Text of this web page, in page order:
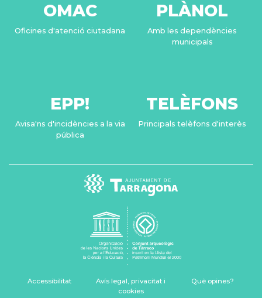
OMAC
Oficines d'atenció ciutadana
PLÀNOL
Amb les dependències
municipals
EPP!
Avisa'ns d'incidències a la via
pública
TELÈFONS
Principals telèfons d'interès
Accessibilitat
Avís legal, privacitat i
cookies
Què opines?